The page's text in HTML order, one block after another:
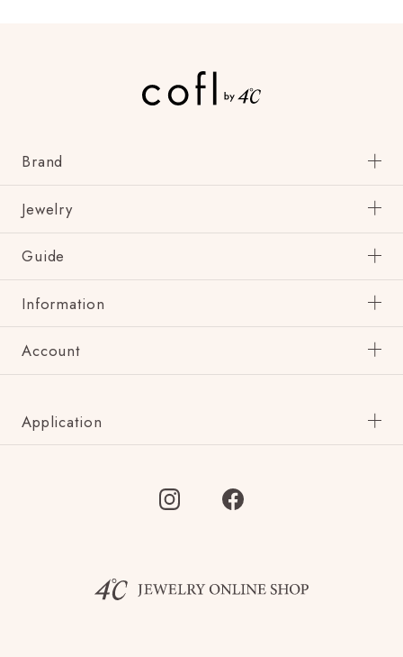
Brand
Jewelry
Guide
Information
Account
Application